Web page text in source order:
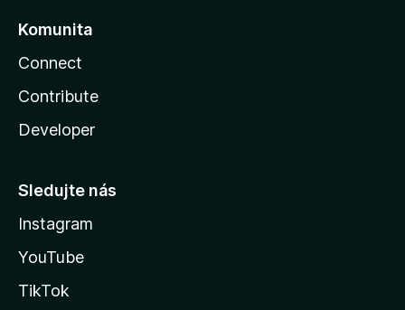
Komunita
Connect
Contribute
Developer
Sledujte nás
Instagram
YouTube
TikTok